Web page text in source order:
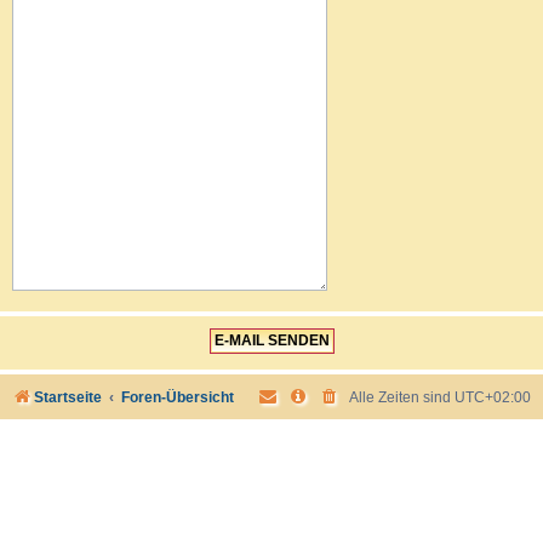
Startseite Foren-Übersicht Alle Zeiten sind UTC+02:00